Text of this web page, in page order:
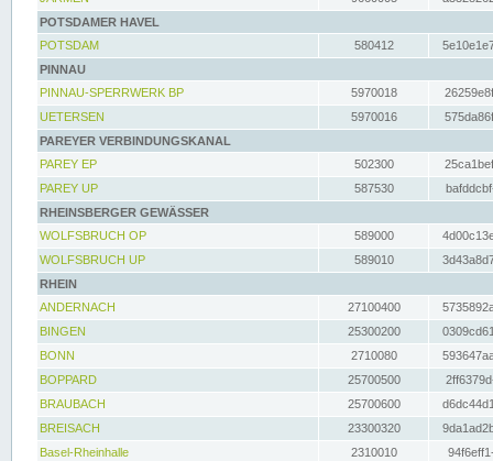
POTSDAMER HAVEL
POTSDAM
580412
PINNAU
PINNAU-SPERRWERK BP
5970018
UETERSEN
5970016
PAREYER VERBINDUNGSKANAL
PAREY EP
502300
PAREY UP
587530
RHEINSBERGER GEWÄSSER
WOLFSBRUCH OP
589000
WOLFSBRUCH UP
589010
RHEIN
ANDERNACH
27100400
BINGEN
25300200
BONN
2710080
BOPPARD
25700500
BRAUBACH
25700600
BREISACH
23300320
Basel-Rheinhalle
2310010